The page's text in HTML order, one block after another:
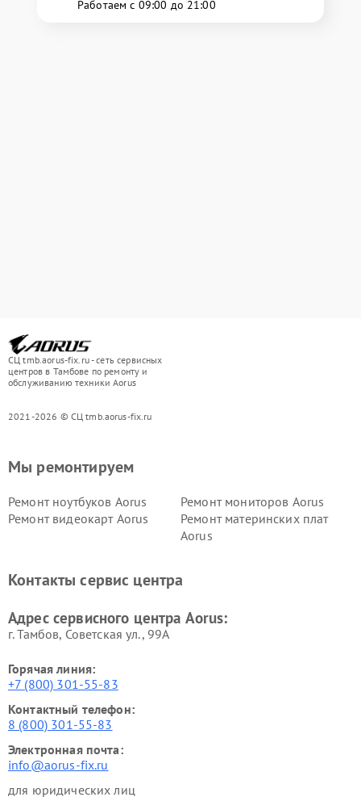
Работаем с 09:00 до 21:00
СЦ tmb.aorus-fix.ru - сеть сервисных
центров в Тамбове по ремонту и
обслуживанию техники Aorus
2021-2026 © СЦ tmb.aorus-fix.ru
Мы ремонтируем
Ремонт ноутбуков Aorus
Ремонт мониторов Aorus
Ремонт видеокарт Aorus
Ремонт материнских плат
Aorus
Контакты сервис центра
Адрес сервисного центра Aorus:
г. Тамбов, Советская ул., 99А
Горячая линия:
+7 (800) 301-55-83
Контактный телефон:
8 (800) 301-55-83
Электронная почта:
info@aorus-fix.ru
для юридических лиц